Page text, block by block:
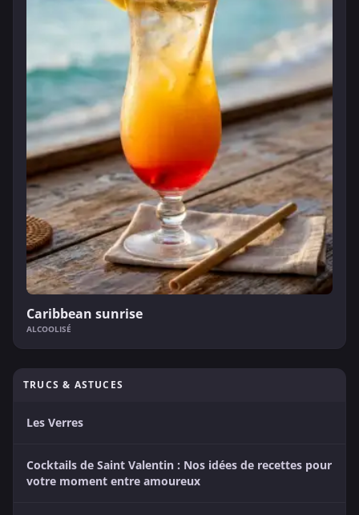
Caribbean sunrise
ALCOOLISÉ
TRUCS & ASTUCES
Les Verres
Cocktails de Saint Valentin : Nos idées de recettes pour
votre moment entre amoureux